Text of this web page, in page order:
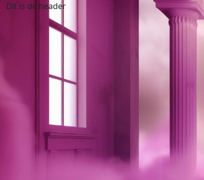
Dit is de header